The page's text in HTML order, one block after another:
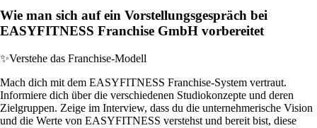
Wie man sich auf ein Vorstellungsgespräch bei
EASYFITNESS Franchise GmbH vorbereitet
✨Verstehe das Franchise-Modell
Mach dich mit dem EASYFITNESS Franchise-System vertraut.
Informiere dich über die verschiedenen Studiokonzepte und deren
Zielgruppen. Zeige im Interview, dass du die unternehmerische Vision
und die Werte von EASYFITNESS verstehst und bereit bist, diese